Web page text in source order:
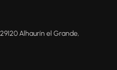
Alhaurín el Grande,